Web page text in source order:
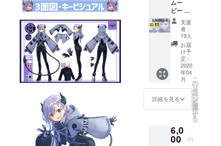
ムー
ビー ②
お礼
メール
支援
者：
19人
お届
け予
定：
2020
年04
月
詳細を見る
こ
の
リ
タ
ー
ン
を
選
択
す
る
6,0
00 円